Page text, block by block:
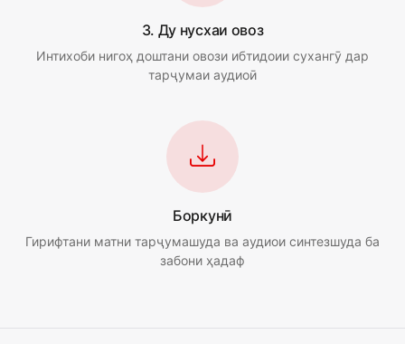
3. Ду нусхаи овоз
Интихоби нигоҳ доштани овози ибтидоии сухангӯ дар
тарҷумаи аудиоӣ
Боркунӣ
Гирифтани матни тарҷумашуда ва аудиои синтезшуда ба
забони ҳадаф